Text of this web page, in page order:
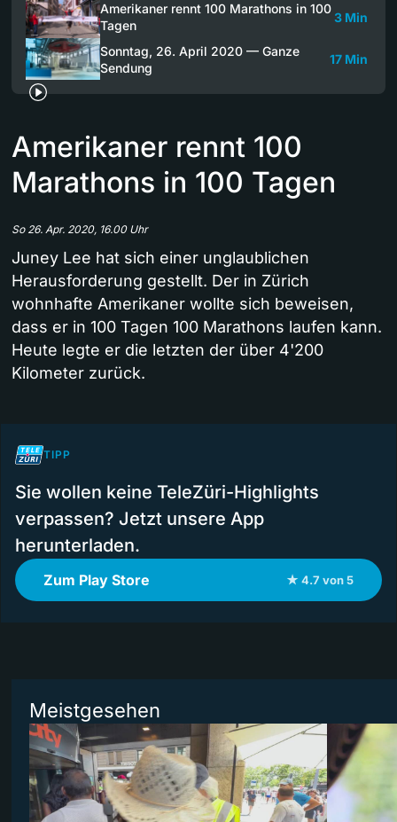
Amerikaner rennt 100 Marathons in 100
Tagen
3 Min
Sonntag, 26. April 2020 — Ganze
Sendung
17 Min
Amerikaner rennt 100
Marathons in 100 Tagen
So 26. Apr. 2020, 16.00 Uhr
Juney Lee hat sich einer unglaublichen
Herausforderung gestellt. Der in Zürich
wohnhafte Amerikaner wollte sich beweisen,
dass er in 100 Tagen 100 Marathons laufen kann.
Heute legte er die letzten der über 4'200
Kilometer zurück.
TIPP
Sie wollen keine TeleZüri-Highlights
verpassen? Jetzt unsere App
herunterladen.
Zum Play Store ★ 4.7 von 5
Meistgesehen